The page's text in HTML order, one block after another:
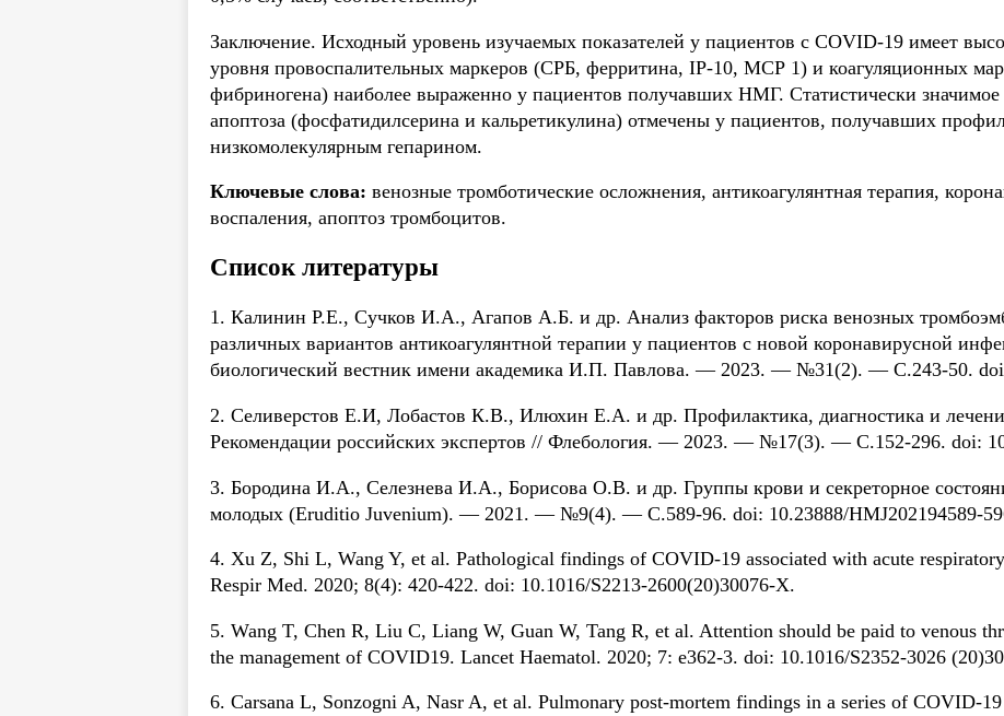
Заключение. Исходный уровень изучаемых показателей у пациентов с COVID-19 имеет
уровня провоспалительных маркеров (СРБ, ферритина, IP-10, МСР 1) и коагуляционных
фибриногена) наиболее выраженно у пациентов получавших НМГ. Статистически
апоптоза (фосфатидилсерина и кальретикулина) отмечены у пациентов, получавших
низкомолекулярным гепарином.
Ключевые слова: венозные тромботические осложнения, антикоагулянтная терапия,
воспаления, апоптоз тромбоцитов.
Список литературы
1. Калинин Р.Е., Сучков И.А., Агапов А.Б. и др. Анализ факторов риска венозных
различных вариантов антикоагулянтной терапии у пациентов с новой коронавирусной
биологический вестник имени академика И.П. Павлова. — 2023. — №31(2). — С.243-50.
2. Селиверстов Е.И, Лобастов К.В., Илюхин Е.А. и др. Профилактика, диагностика и
Рекомендации российских экспертов // Флебология. — 2023. — №17(3). — С.152-296. doi:
3. Бородина И.А., Селезнева И.А., Борисова О.В. и др. Группы крови и секреторное
молодых (Eruditio Juvenium). — 2021. — №9(4). — С.589-96. doi: 10.23888/HMJ202194589-
4. Xu Z, Shi L, Wang Y, et al. Pathological findings of COVID-19 associated with acute
Respir Med. 2020; 8(4): 420-422. doi: 10.1016/S2213-2600(20)30076-X.
5. Wang T, Chen R, Liu C, Liang W, Guan W, Tang R, et al. Attention should be paid to venous
the management of COVID19. Lancet Haematol. 2020; 7: e362-3. doi: 10.1016/S2352-3026
6. Carsana L, Sonzogni A, Nasr A, et al. Pulmonary post-mortem findings in a series of COVID-